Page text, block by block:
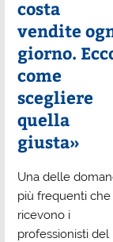
costa
vendite
giorno.
come
scegliere
quella
giusta»
Una delle
più frequenti che
ricevono i
professionisti del